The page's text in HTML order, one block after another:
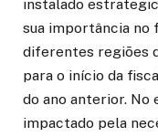
instalado
sua importância no
diferentes regiões
para o início da
do ano anterior.
impactado pela